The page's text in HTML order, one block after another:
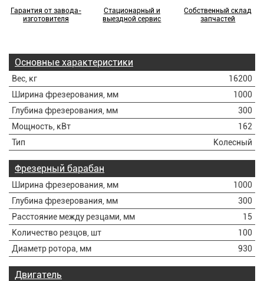
Гарантия от завода-
изготовителя
Стационарный и
выездной сервис
Собственный склад
запчастей
Основные характеристики
Вес, кг
16200
Ширина фрезерования, мм
1000
Глубина фрезерования, мм
300
Мощность, кВт
162
Тип
Колесный
Фрезерный барабан
Ширина фрезерования, мм
1000
Глубина фрезерования, мм
300
Расстояние между резцами, мм
15
Количество резцов, шт
100
Диаметр ротора, мм
930
Двигатель